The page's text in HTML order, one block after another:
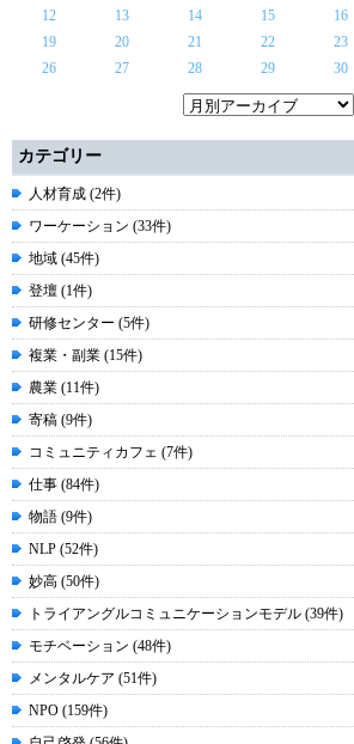
12
13 14 15 16
19
20 21 22 23
26
27 28 29 30
カテゴリー
人材育成 (2件)
ワーケーション (33件)
地域 (45件)
登壇 (1件)
研修センター (5件)
複業・副業 (15件)
農業 (11件)
寄稿 (9件)
コミュニティカフェ (7件)
仕事 (84件)
物語 (9件)
NLP (52件)
妙高 (50件)
トライアングルコミュニケーションモデル (39件)
モチベーション (48件)
メンタルケア (51件)
NPO (159件)